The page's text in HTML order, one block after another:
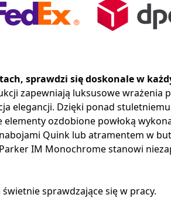
sprawdzi się doskonale w
zapewniają luksusowe wrażenia
elegancji. Dzięki ponad stuletniemu
ozdobione powłoką
Quink lub atramentem w
IM Monochrome stanowi
sprawdzające się w pracy.